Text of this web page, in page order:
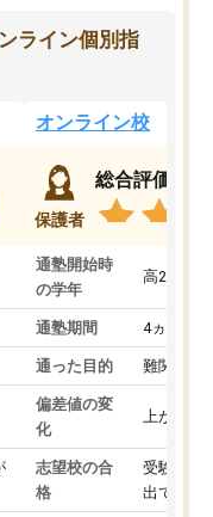
ライン個別指
オンライン校
保護者
総合評価
通塾開始時
の学年
高2
通塾期間 4ヵ月～1
通った目的 難関私立
偏差値の変
化
上がった
志望校の合
格
受験して
出ていな